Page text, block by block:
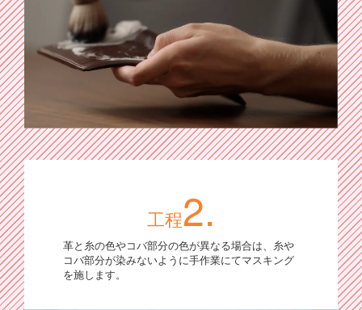
工程2.
革と糸の色やコバ部分の色が異なる場合は、糸や
コバ部分が染みないように手作業にてマスキング
を施します。